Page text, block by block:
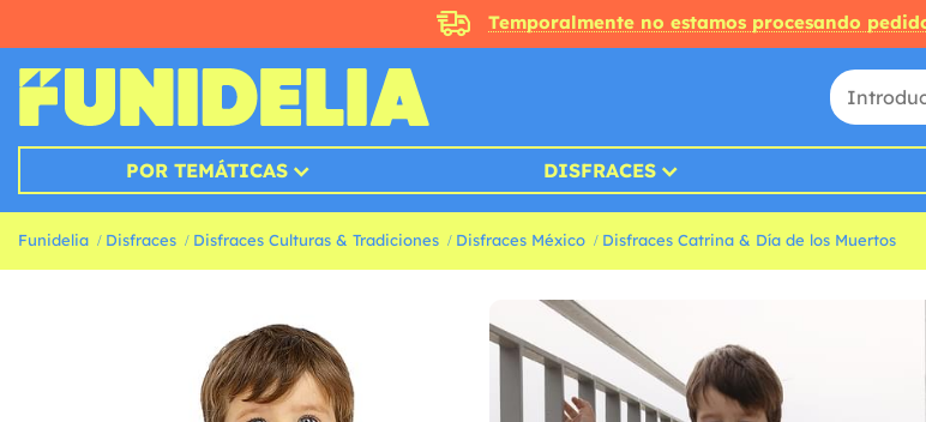
Temporalmente no estamos procesando
POR TEMÁTICAS DISFRACES
Funidelia Disfraces Disfraces Culturas & Tradiciones Disfraces México Disfraces Catrina & Día de los Muertos